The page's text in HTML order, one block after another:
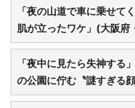
「夜の山道で車に乗せて
肌が立ったワケ」(大阪府
「夜中に見たら失神する
の公園に佇む〝謎すぎる